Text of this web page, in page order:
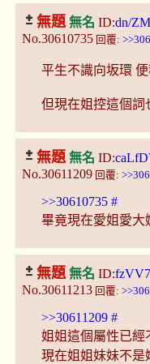
無題無名 ID:dn/
No.30610735回覆:
平生不識向坂環
但現在姐控這個詞
無題無名 ID:
No.30611209回覆:
>>30610735#
畢竟現在愛姐愛大
無題無名 ID:
No.30611213回覆:
>>30611209#
姐姐這個屬性已經
現在姐姐妹妹不是